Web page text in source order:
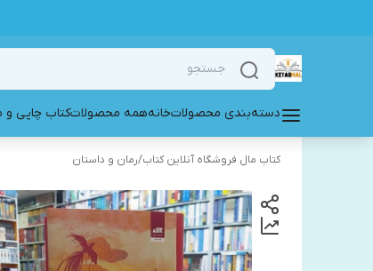
دسته‌بندی محصولاتخانههمه محصولاتکتاب چاپی و
کتاب مال فروشگاه آنلاین کتاب/رمان و داستان